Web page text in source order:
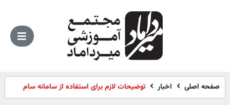
صفحه اصلی اخبار توضیحات لازم برای استفاده از سامانه سام